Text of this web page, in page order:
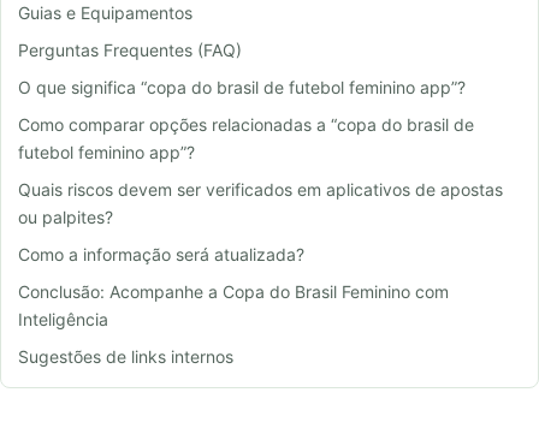
Guias e Equipamentos
Perguntas Frequentes (FAQ)
O que significa “copa do brasil de futebol feminino app”?
Como comparar opções relacionadas a “copa do brasil de
futebol feminino app”?
Quais riscos devem ser verificados em aplicativos de apostas
ou palpites?
Como a informação será atualizada?
Conclusão: Acompanhe a Copa do Brasil Feminino com
Inteligência
Sugestões de links internos